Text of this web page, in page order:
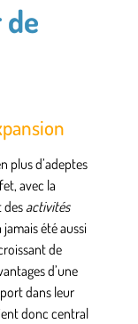
plus d’adeptes
avec la
activités
jamais été aussi
de
d’une
dans leur
donc central